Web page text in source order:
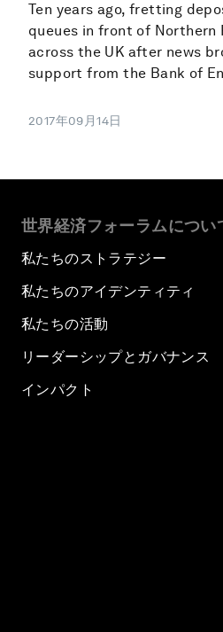
Ten years ago, fretting
queues in front of Northern
across the UK after news
support from the Bank of
2017年09月14日
世界経済フォーラムについ
私たちのストラテジー
私たちのアイデンティティ
私たちの活動
リーダーシップとガバナンス
インパクト